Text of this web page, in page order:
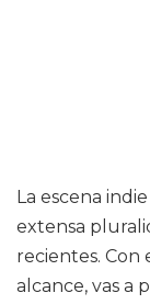
La escena
extensa
recientes.
alcance, vas a